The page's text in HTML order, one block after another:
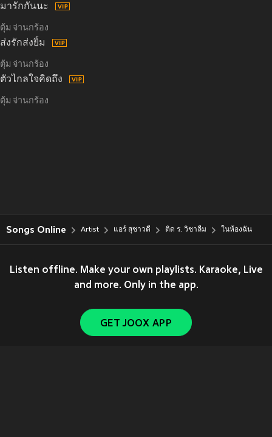
มารักกันนะ
ตุ้ม จ่านกร้อง
ส่งรักส่งยิ้ม
ตุ้ม จ่านกร้อง
ตัวไกลใจคิดถึง
ตุ้ม จ่านกร้อง
Songs Online Artist แอร์ สุชาวดี ติด ร. วิชาลืม ในห้องฉัน
Listen offline. Make your own playlists. Karaoke, Live
and more. Only in the app.
GET JOOX APP